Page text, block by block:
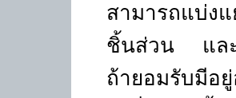
สามารถแบ่ง
ชิ้นส่วน และ
ถ้ายอมรับมีอ